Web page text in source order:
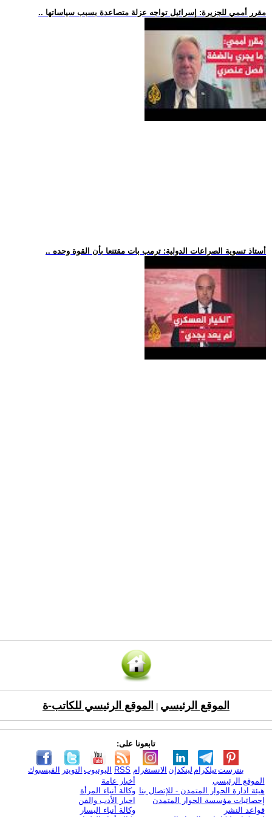
.. مقرر أممي للجزيرة: إسرائيل تواجه عزلة متصاعدة بسبب سياساتها
.. أستاذ تسوية الصراعات الدولية: ترمب بات مقتنعا بأن القوة وحده
الموقع الرئيسي الموقع الرئيسي للكاتب-ة
تابعونا على:
الفيسبوك التويتر اليوتيوب RSS الانستغرام لينكدإن تيلكرامبنترست
الموقع الرئيسي
هيئة ادارة الحوار المتمدن - للإتصال بنا
إحصائيات مؤسسة الحوار المتمدن
قواعد النشر
أخبار عامة
وكالة أنباء المرأة
اخبار الأدب والفن
وكالة أنباء اليسار